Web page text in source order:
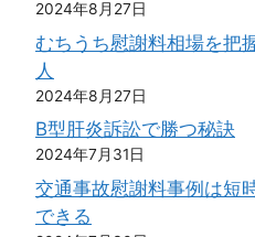
2024年8月27日
むちうち慰謝料相場を把
人
2024年8月27日
B型肝炎訴訟で勝つ秘訣
2024年7月31日
交通事故慰謝料事例は短
できる